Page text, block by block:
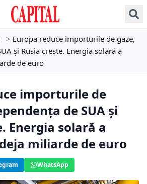
> Europa reduce importurile de gaze,
și Rusia crește. Energia solară a
de euro
importurile de
de SUA și
Energia solară a
miliarde de euro
WhatsApp